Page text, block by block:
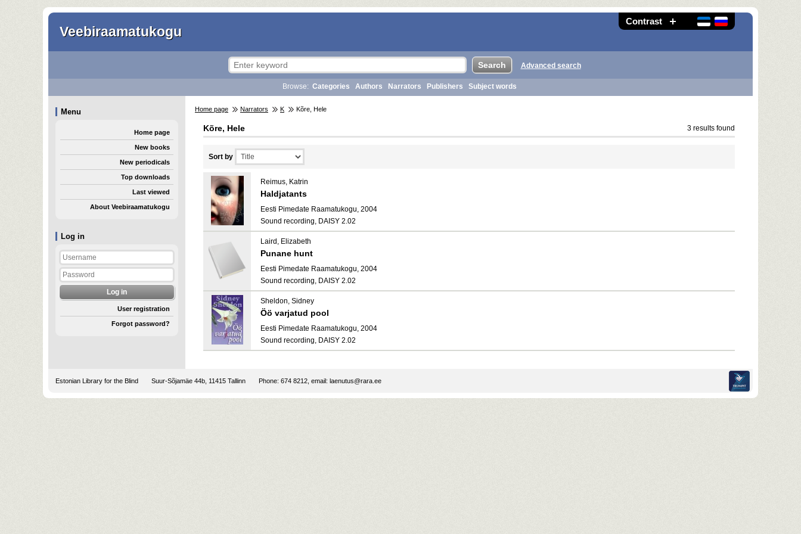
Contrast
Veebiraamatukogu
Log in
User registration
Forgot password?
Advanced search
Browse: Categories Authors Narrators Publishers Subject words
Menu
Home page
New books
New periodicals
Top downloads
Last viewed
About Veebiraamatukogu
Home page Narrators K Kõre, Hele
Kõre, Hele 3 results found
Sort by
Reimus, Katrin
Haldjatants
Eesti Pimedate Raamatukogu, 2004
Sound recording, DAISY 2.02
Laird, Elizabeth
Punane hunt
Eesti Pimedate Raamatukogu, 2004
Sound recording, DAISY 2.02
Sheldon, Sidney
Öö varjatud pool
Eesti Pimedate Raamatukogu, 2004
Sound recording, DAISY 2.02
Estonian Library for the Blind Suur-Sõjamäe 44b, 11415 Tallinn Phone: 674 8212, email: laenutus@rara.ee